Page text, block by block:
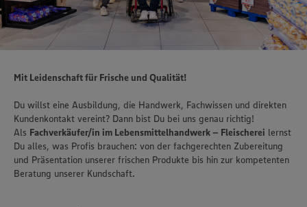
Mit Leidenschaft für Frische und Qualität!
Du willst eine Ausbildung, die Handwerk, Fachwissen und direkten
Kundenkontakt vereint? Dann bist Du bei uns genau richtig!
Als Fachverkäufer/in im Lebensmittelhandwerk – Fleischerei lernst
Du alles, was Profis brauchen: von der fachgerechten Zubereitung
und Präsentation unserer frischen Produkte bis hin zur kompetenten
Beratung unserer Kundschaft.